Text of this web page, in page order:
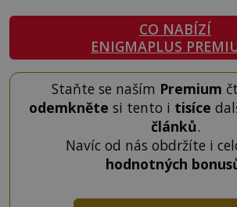
CO NABÍZÍ
ENIGMAPLUS
Staňte se naším Premium
odemkněte si tento i tisíce
článků.
Navíc od nás obdržíte i
hodnotných